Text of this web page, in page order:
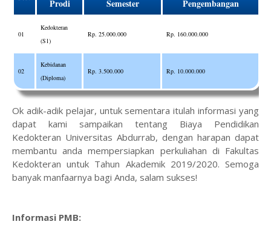
Prodi
Semester
Pengembangan
01
Kedokteran
(S1)
Rp. 25.000.000 Rp. 160.000.000
02
Kebidanan
(Diploma)
Rp. 3.500.000 Rp. 10.000.000
Ok adik-adik pelajar, untuk sementara itulah informasi yang
dapat kami sampaikan tentang Biaya Pendidikan
Kedokteran Universitas Abdurrab, dengan harapan dapat
membantu anda mempersiapkan perkuliahan di Fakultas
Kedokteran untuk Tahun Akademik 2019/2020. Semoga
banyak manfaarnya bagi Anda, salam sukses!
Informasi PMB: